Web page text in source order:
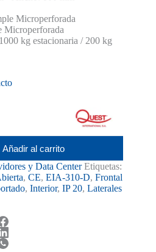
Microperforada
Microperforada
1000 kg estacionaria / 200 kg
Añadir al carrito
y Data Center Etiquetas:
, CE, EIA-310-D, Frontal
, Interior, IP 20, Laterales